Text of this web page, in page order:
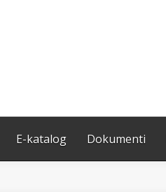
E-katalog Dokumenti